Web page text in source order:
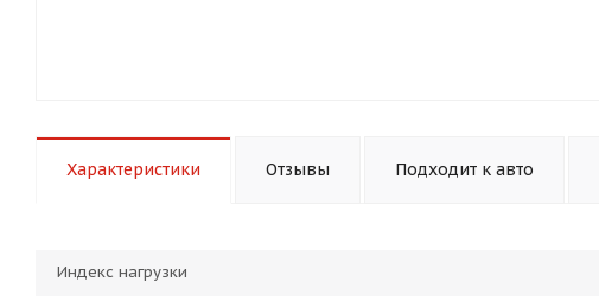
Характеристики Отзывы Подходит к авто
Индекс нагрузки